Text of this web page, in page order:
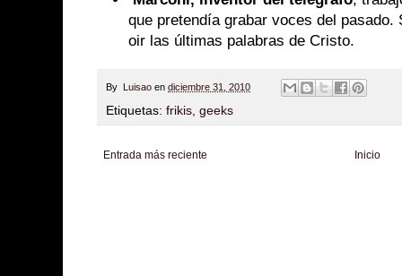
que pretendía grabar voces del pasado.
oir las últimas palabras de Cristo.
By Luisao en diciembre 31, 2010
Etiquetas: frikis geeks
Entrada más reciente Inicio